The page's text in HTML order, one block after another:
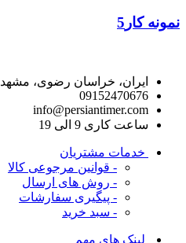
نمونه کار5
ایران، خراسان رضوی، مشهد
09152470676
info@persiantimer.com
ساعت کاری 9 الی 19
خدمات مشتریان
- قوانین مرجوعی کالا
- روش های ارسال
- پیگیری سفارشات
- سبد خرید
لینک های مهم